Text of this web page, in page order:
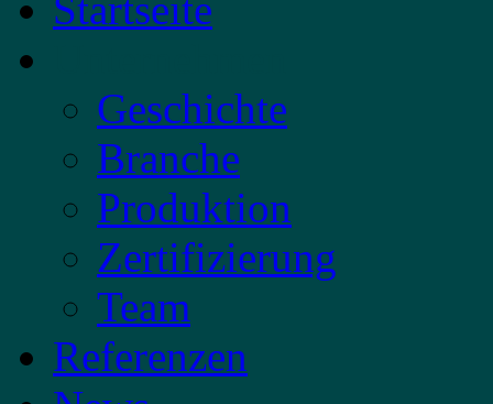
Geschichte
Branche
Produktion
Zertifizierung
Team
Referenzen